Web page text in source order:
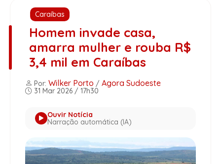
Caraíbas
Homem invade casa,
amarra mulher e rouba R$
3,4 mil em Caraíbas
Por: Wilker Porto / Agora Sudoeste
31 Mar 2026 / 17h30
Ouvir Notícia
Narração automática (IA)